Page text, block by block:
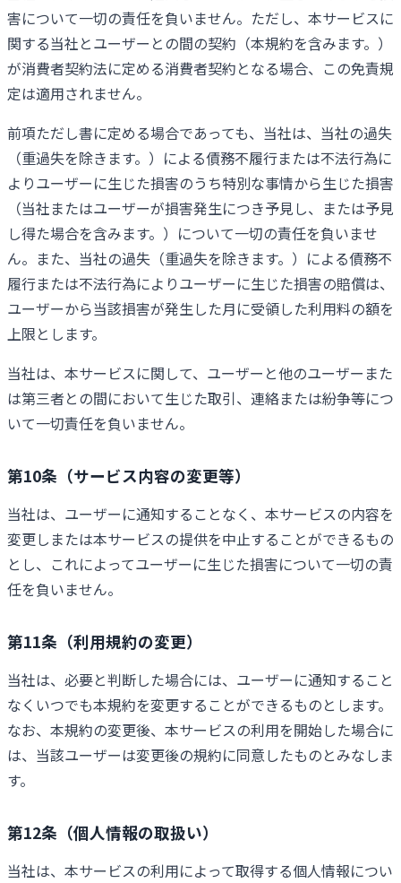
害について一切の責任を負いません。ただし、本サービスに
関する当社とユーザーとの間の契約（本規約を含みます。）
が消費者契約法に定める消費者契約となる場合、この免責規
定は適用されません。
前項ただし書に定める場合であっても、当社は、当社の過失
（重過失を除きます。）による債務不履行または不法行為に
よりユーザーに生じた損害のうち特別な事情から生じた損害
（当社またはユーザーが損害発生につき予見し、または予見
し得た場合を含みます。）について一切の責任を負いませ
ん。また、当社の過失（重過失を除きます。）による債務不
履行または不法行為によりユーザーに生じた損害の賠償は、
ユーザーから当該損害が発生した月に受領した利用料の額を
上限とします。
当社は、本サービスに関して、ユーザーと他のユーザーまた
は第三者との間において生じた取引、連絡または紛争等につ
いて一切責任を負いません。
第10条（サービス内容の変更等）
当社は、ユーザーに通知することなく、本サービスの内容を
変更しまたは本サービスの提供を中止することができるもの
とし、これによってユーザーに生じた損害について一切の責
任を負いません。
第11条（利用規約の変更）
当社は、必要と判断した場合には、ユーザーに通知すること
なくいつでも本規約を変更することができるものとします。
なお、本規約の変更後、本サービスの利用を開始した場合に
は、当該ユーザーは変更後の規約に同意したものとみなしま
す。
第12条（個人情報の取扱い）
当社は、本サービスの利用によって取得する個人情報につい